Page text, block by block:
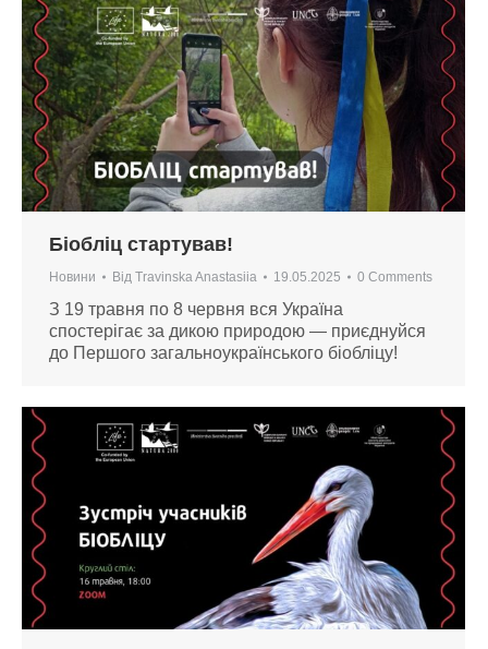
Біобліц стартував!
Новини Від Travinska Anastasiia 19.05.2025 0 Comments
З 19 травня по 8 червня вся Україна
спостерігає за дикою природою — приєднуйся
до Першого загальноукраїнського біобліцу!